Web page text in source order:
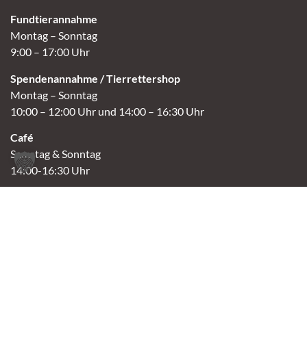
Fundtierannahme
Montag – Sonntag
9:00 – 17:00 Uhr
Spendenannahme / Tierrettershop
Montag – Sonntag
10:00 – 12:00 Uhr und 14:00 – 16:30 Uhr
Café
Samstag & Sonntag
14:00-16:30 Uhr